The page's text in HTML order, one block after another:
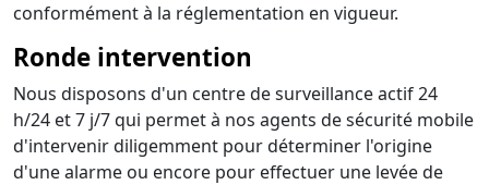
conformément à la réglementation en vigueur.
Ronde intervention
Nous disposons d'un centre de surveillance actif 24
h/24 et 7 j/7 qui permet à nos agents de sécurité mobile
d'intervenir diligemment pour déterminer l'origine
d'une alarme ou encore pour effectuer une levée de